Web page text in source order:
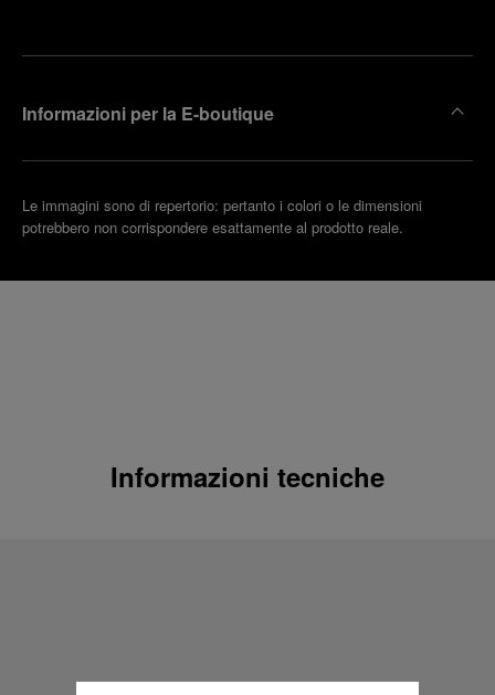
Informazioni per la E-boutique
Le immagini sono di repertorio: pertanto i colori o le dimensioni
potrebbero non corrispondere esattamente al prodotto reale.
Informazioni tecniche